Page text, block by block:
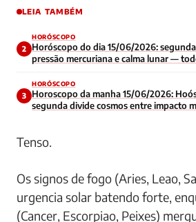
LEIA TAMBÉM
2
HORÓSCOPO
Horóscopo do dia 15/06/2026:
pressão mercuriana e calma lunar —
3
HORÓSCOPO
Horoscopo da manha 15/06/2026:
segunda divide cosmos entre impacto
Tenso.
Os signos de fogo (Aries, Leao,
urgencia solar batendo forte,
(Cancer, Escorpiao, Peixes)